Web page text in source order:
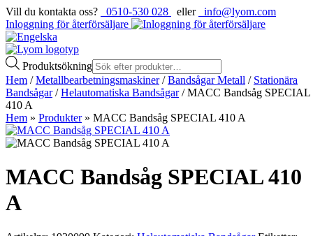
Vill du kontakta oss? 0510-530 028 eller
info@lyom.com
Inloggning för återförsäljare
Produktsökning
Hem /Metallbearbetningsmaskiner/Bandsågar Metall / Stationära
Bandsågar/Helautomatiska Bandsågar/ MACC Bandsåg SPECIAL
410 A
Hem » Produkter» MACC Bandsåg SPECIAL 410 A
MACC Bandsåg SPECIAL 410
A